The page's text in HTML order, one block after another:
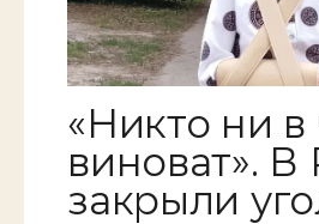
«Никто ни
виноват». В
закрыли